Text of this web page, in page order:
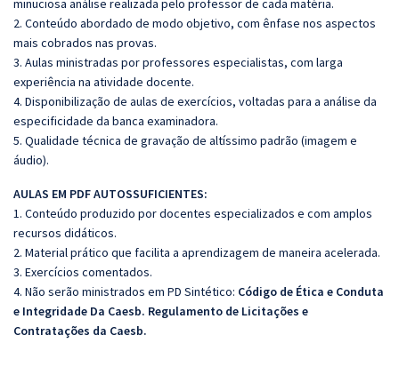
minuciosa análise realizada pelo professor de cada matéria.
2. Conteúdo abordado de modo objetivo, com ênfase nos aspectos
mais cobrados nas provas.
3. Aulas ministradas por professores especialistas, com larga
experiência na atividade docente.
4. Disponibilização de aulas de exercícios, voltadas para a análise da
especificidade da banca examinadora.
5. Qualidade técnica de gravação de altíssimo padrão (imagem e
áudio).
AULAS EM PDF AUTOSSUFICIENTES:
1. Conteúdo produzido por docentes especializados e com amplos
recursos didáticos.
2. Material prático que facilita a aprendizagem de maneira acelerada.
3. Exercícios comentados.
4. Não serão ministrados em PD Sintético: Código de Ética e Conduta
e Integridade Da Caesb. Regulamento de Licitações e
Contratações da Caesb.